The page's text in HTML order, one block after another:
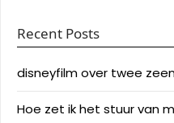
Recent Posts
disneyfilm over twee
Hoe zet ik het stuur van